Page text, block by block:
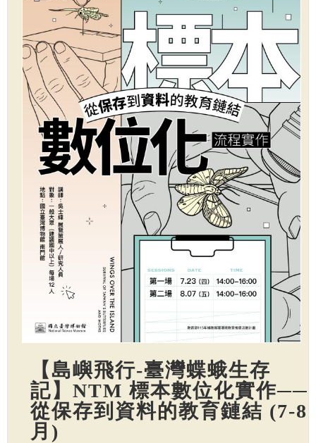
【島嶼飛行-臺灣蝶蛾生存
記】NTM 標本數位化實作──
從保存到資料的教育鏈結 (7-8
月)